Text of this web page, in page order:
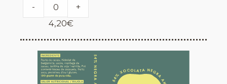
-
+
4,20€